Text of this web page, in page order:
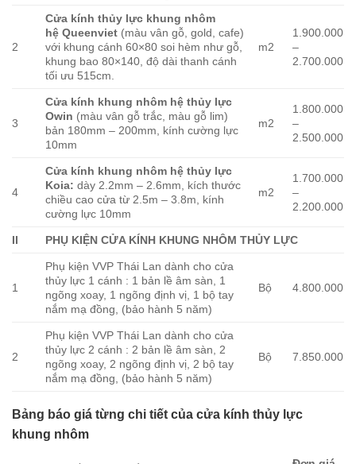
2
Cửa kính thủy lực khung nhôm
hệ Queenviet (màu vân gỗ, gold, cafe)
với khung cánh 60×80 soi hèm như gỗ,
khung bao 80×140, độ dài thanh cánh
tối ưu 515cm.
m2
1.900.000
–
2.700.000
3
Cửa kính khung nhôm hệ thủy lực
Owin (màu vân gỗ trắc, màu gỗ lim)
bản 180mm – 200mm, kính cường lực
10mm
m2
1.800.000
–
2.500.000
4
Cửa kính khung nhôm hệ thủy lực
Koia:dày 2.2mm – 2.6mm, kích thước
chiều cao cửa từ 2.5m – 3.8m, kính
cường lực 10mm
m2
1.700.000
–
2.200.000
II PHỤ KIỆN CỬA KÍNH KHUNG NHÔM THỦY LỰC
1
Phụ kiện VVP Thái Lan dành cho cửa
thủy lực 1 cánh : 1 bản lề âm sàn, 1
ngõng xoay, 1 ngõng định vị, 1 bộ tay
nắm mạ đồng, (bảo hành 5 năm)
Bộ 4.800.000
2
Phụ kiện VVP Thái Lan dành cho cửa
thủy lực 2 cánh : 2 bản lề âm sàn, 2
ngõng xoay, 2 ngõng định vị, 2 bộ tay
nắm mạ đồng, (bảo hành 5 năm)
Bộ 7.850.000
Bảng báo giá từng chi tiết của cửa kính thủy lực
khung nhôm